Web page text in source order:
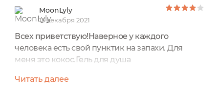
MoonLyly
13 декабря 2021
Всех приветствую!Наверное у каждого
человека есть свой пунктик на запахи. Для
меня это кокос.Гель для душа
р.Производитель: Россия.Срок годности: 3
Читать далее